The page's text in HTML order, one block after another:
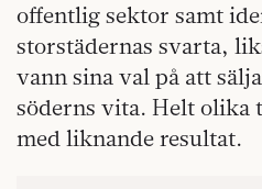
offentlig sektor samt
storstädernas svarta,
vann sina val på att
söderns vita. Helt
med liknande resultat.